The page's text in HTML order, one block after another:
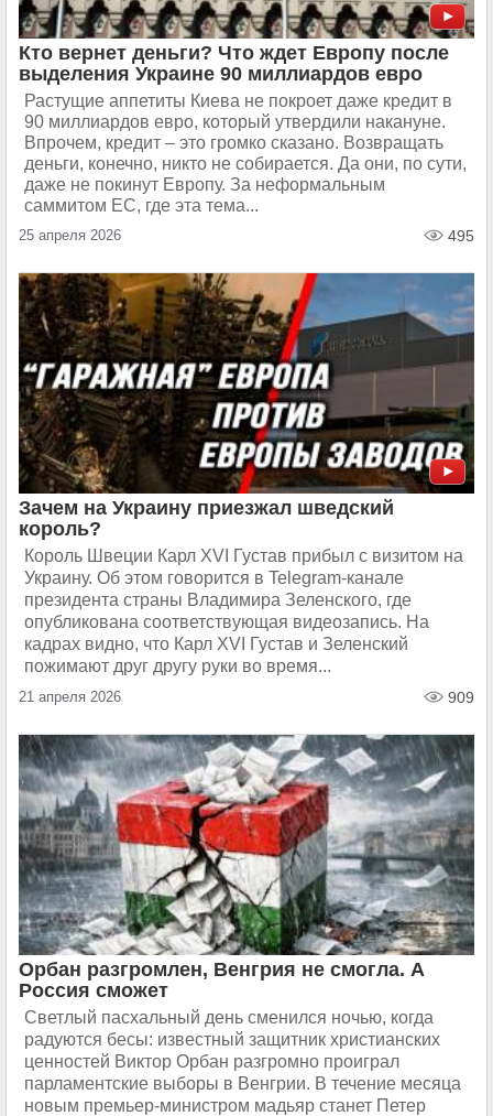
Кто вернет деньги? Что ждет Европу после
выделения Украине 90 миллиардов евро
Растущие аппетиты Киева не покроет даже кредит в
90 миллиардов евро, который утвердили накануне.
Впрочем, кредит – это громко сказано. Возвращать
деньги, конечно, никто не собирается. Да они, по сути,
даже не покинут Европу. За неформальным
саммитом ЕС, где эта тема...
25 апреля 2026 495
Зачем на Украину приезжал шведский
король?
Король Швеции Карл XVI Густав прибыл с визитом на
Украину. Об этом говорится в Telegram-канале
президента страны Владимира Зеленского, где
опубликована соответствующая видеозапись. На
кадрах видно, что Карл XVI Густав и Зеленский
пожимают друг другу руки во время...
21 апреля 2026 909
Орбан разгромлен, Венгрия не смогла. А
Россия сможет
Светлый пасхальный день сменился ночью, когда
радуются бесы: известный защитник христианских
ценностей Виктор Орбан разгромно проиграл
парламентские выборы в Венгрии. В течение месяца
новым премьер-министром мадьяр станет Петер